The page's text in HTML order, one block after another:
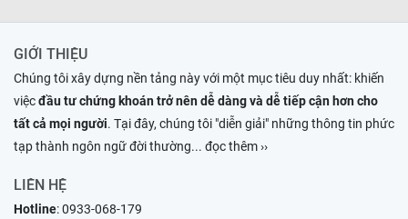
GIỚI THIỆU
Chúng tôi xây dựng nền tảng này với một mục tiêu duy nhất: khiến
việcđầu tư chứng khoán trở nên dễ dàng và dễ tiếp cận hơn cho
tất cả mọi người. Tại đây, chúng tôi "diễn giải" những thông tin phức
tạp thành ngôn ngữ đời thường... đọc thêm ››
LIÊN HỆ
Hotline:0933-068-179